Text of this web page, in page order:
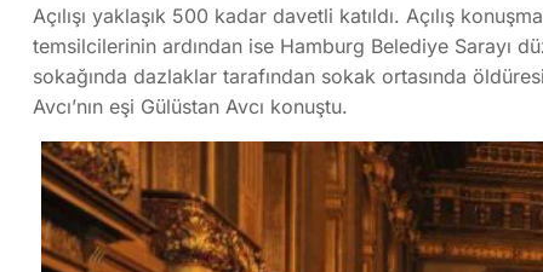
Açılışı yaklaşık 500 kadar davetli katıldı. Açılış
temsilcilerinin ardından ise Hamburg Belediye Sarayı
sokağında dazlaklar tarafından sokak ortasında
Avcı’nın eşi Gülüstan Avcı konuştu.